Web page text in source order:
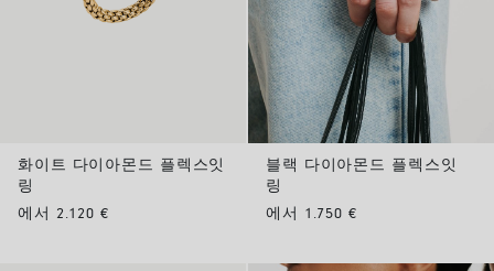
화이트 다이아몬드 플렉스잇
링
에서 2.120 €
블랙 다이아몬드 플렉스잇
링
에서 1.750 €